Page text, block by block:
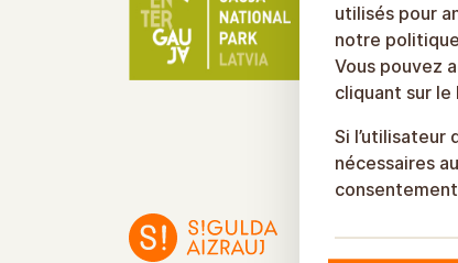
utilisés pour
notre
Vous pouvez
cliquant sur le
Si
nécessaires